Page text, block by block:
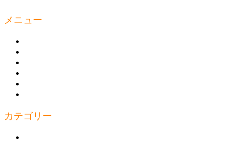
メニュー
カテゴリー